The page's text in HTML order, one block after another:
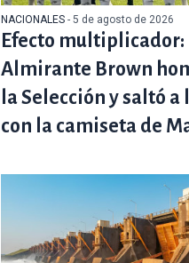
NACIONALES - 5 de agosto de 2026
Efecto multiplicador:
Almirante Brown
la Selección y saltó a
con la camiseta de